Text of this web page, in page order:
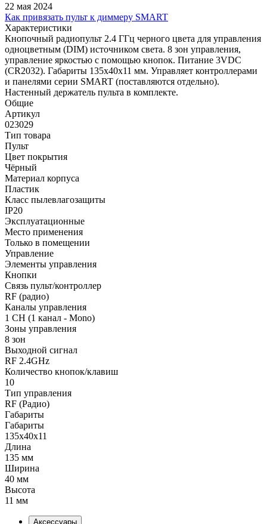
22 мая 2024
Как привязать пульт к диммеру SMART
Характеристики
Кнопочный радиопульт 2.4 ГГц черного цвета для управления
одноцветным (DIM) источником света. 8 зон управления,
управление яркостью с помощью кнопок. Питание 3VDC
(CR2032). Габариты 135x40x11 мм. Управляет контроллерами
и панелями серии SMART (поставляются отдельно).
Настенный держатель пульта в комплекте.
Общие
Артикул
023029
Тип товара
Пульт
Цвет покрытия
Чёрный
Материал корпуса
Пластик
Класс пылевлагозащиты
IP20
Эксплуатационные
Место применения
Только в помещении
Управление
Элементы управления
Кнопки
Связь пульт/контроллер
RF (радио)
Каналы управления
1 CH (1 канал - Mono)
Зоны управления
8 зон
Выходной сигнал
RF 2.4GHz
Количество кнопок/клавиш
10
Тип управления
RF (Радио)
Габариты
Габариты
135x40x11
Длина
135 мм
Ширина
40 мм
Высота
11 мм
Аксессуары